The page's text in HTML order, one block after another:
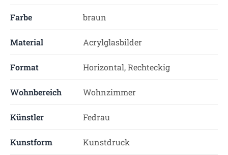
Farbe braun
Material Acrylglasbilder
Format Horizontal, Rechteckig
Wohnbereich Wohnzimmer
Künstler Fedrau
Kunstform Kunstdruck